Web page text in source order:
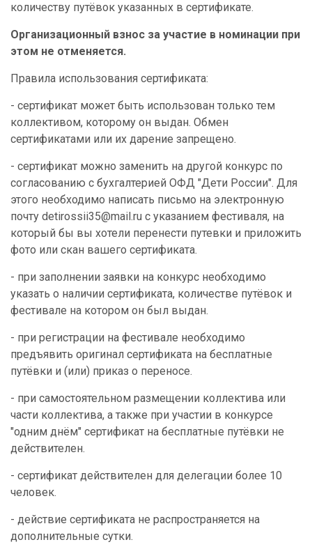
количеству путёвок указанных в сертификате.
Организационный взнос за участие в номинации при
этом не отменяется.
Правила использования сертификата:
- сертификат может быть использован только тем
коллективом, которому он выдан. Обмен
сертификатами или их дарение запрещено.
- сертификат можно заменить на другой конкурс по
согласованию с бухгалтерией ОФД "Дети России". Для
этого необходимо написать письмо на электронную
почту detirossii35@mail.ru с указанием фестиваля, на
который бы вы хотели перенести путевки и приложить
фото или скан вашего сертификата.
- при заполнении заявки на конкурс необходимо
указать о наличии сертификата, количестве путёвок и
фестивале на котором он был выдан.
- при регистрации на фестивале необходимо
предъявить оригинал сертификата на бесплатные
путёвки и (или) приказ о переносе.
- при самостоятельном размещении коллектива или
части коллектива, а также при участии в конкурсе
"одним днём" сертификат на бесплатные путёвки не
действителен.
- сертификат действителен для делегации более 10
человек.
- действие сертификата не распространяется на
дополнительные сутки.